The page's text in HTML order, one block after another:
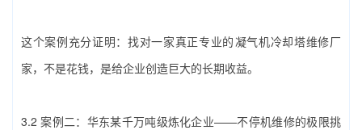
这个案例充分证明：找对一家真正专业的‌凝气机冷却塔维修厂
家‌，不是花钱，是给企业创造巨大的长期收益。
3.2 案例二：华东某千万吨级炼化企业——不停机维修的极限挑